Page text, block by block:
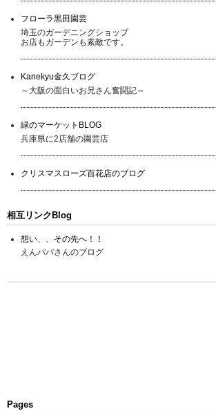
フローラ黒田園芸
埼玉のガーデニングショップ
お店もガーデンも素敵です。
Kanekyu金久ブログ
～大阪の面白いお兄さん奮闘記～
緑のマーケットBLOG
兵庫県に2店舗の園芸店
クリスマスローズ百花店のブログ
相互リンクBlog
想い、、その先へ！！
えんパパさんのブログ
Pages